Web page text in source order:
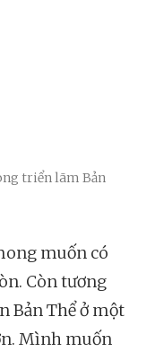
triển lãm Bản
muốn có
Còn tương
Bản Thể ở một
Mình muốn